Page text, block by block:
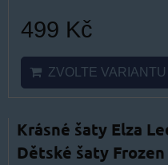
499 Kč
ZVOLTE VARIANTU
Krásné šaty Elza
Dětské šaty Frozen